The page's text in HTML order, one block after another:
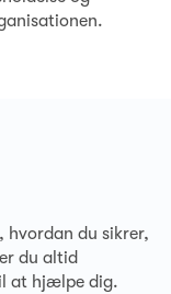
hvordan du sikrer,
du altid
at hjælpe dig.